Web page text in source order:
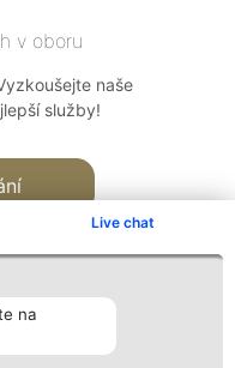
Live chat
na
v oboru
naše
služby!